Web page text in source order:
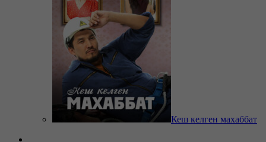
Кеш келген махаббат